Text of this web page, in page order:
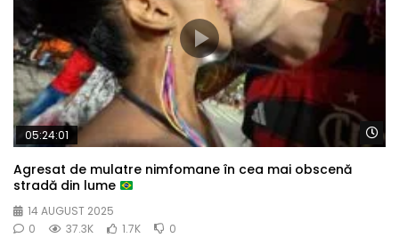
05:24:01
Agresat de mulatre nimfomane în cea mai obscenă
stradă din lume
14 AUGUST 2025
0
37.3K 1.7K 0